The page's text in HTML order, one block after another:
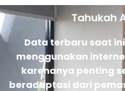
Tahukah
Data terbaru saat
menggunakan
karenanya penting
beradaptasi dari